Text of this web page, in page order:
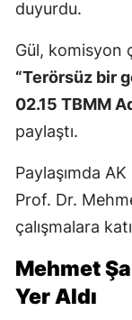
duyurdu.
Gül, komisyon
“Terörsüz bir
02.15 TBMM
paylaştı.
Paylaşımda
Prof. Dr.
çalışmalara
Mehmet
Yer Aldı